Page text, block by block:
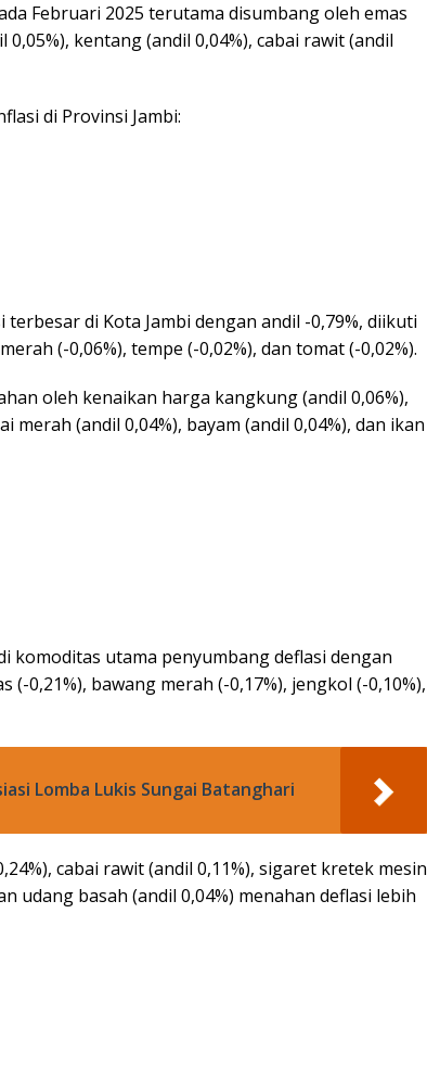
Februari 2025 terutama disumbang oleh emas
kentang (andil 0,04%), cabai rawit (andil
di Provinsi Jambi:
di Kota Jambi dengan andil -0,79%, diikuti
(-0,06%), tempe (-0,02%), dan tomat (-0,02%).
oleh kenaikan harga kangkung (andil 0,06%),
merah (andil 0,04%), bayam (andil 0,04%), dan ikan
komoditas utama penyumbang deflasi dengan
0,21%), bawang merah (-0,17%), jengkol (-0,10%),
Lomba Lukis Sungai Batanghari
cabai rawit (andil 0,11%), sigaret kretek mesin
udang basah (andil 0,04%) menahan deflasi lebih